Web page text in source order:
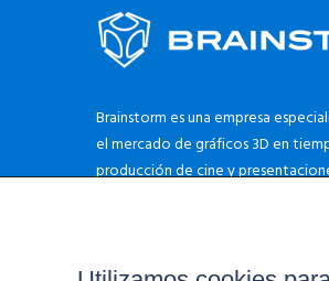
Brainstorm es una empresa
el mercado de gráficos 3D en
producción de cine y